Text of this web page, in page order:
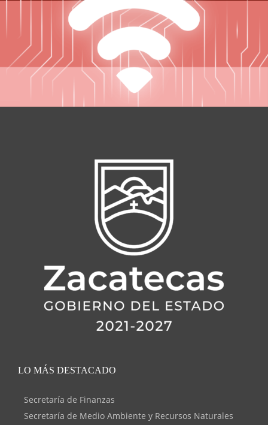
LO MÁS DESTACADO
Secretaría de Finanzas
Secretaría de Medio Ambiente y Recursos Naturales